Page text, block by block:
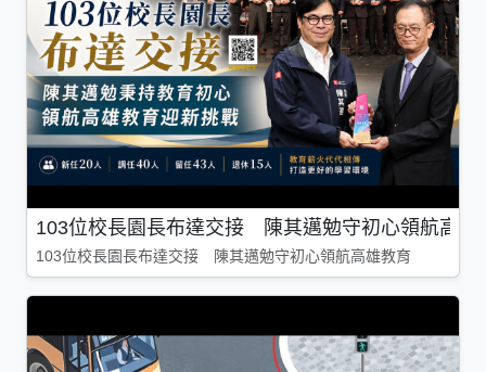
103位校長園長布達交接 陳其邁勉守初心領航高雄
103位校長園長布達交接 陳其邁勉守初心領航高雄教育